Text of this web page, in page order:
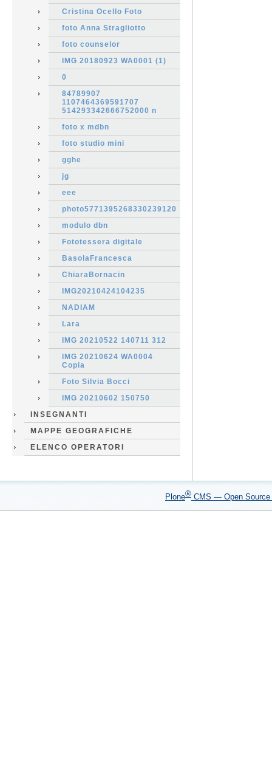
Cristina Ocello Foto
foto Anna Stragliotto
foto counselor
IMG 20180923 WA0001 (1)
0
84789907
1107464369591707
514293342666752000 n
foto x mdbn
foto studio mini
gghe
jg
eee
photo5771395268330239120
modulo dbn
Fototessera digitale
BasolaFrancesca
ChiaraBornacin
IMG20210424104235
NADIAM
Lara
IMG 20210522 140711 312
IMG 20210624 WA0004
Copia
Foto Silvia Bocci
IMG 20210602 150750
INSEGNANTI
MAPPE GEOGRAFICHE
ELENCO OPERATORI
Plone® CMS — Open Source